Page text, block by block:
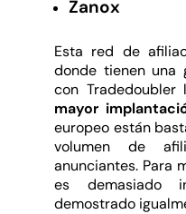
Zanox
Esta red de
donde tienen una
con
mayor
europeo están
volumen de
anunciantes. Para
es demasiado
demostrado